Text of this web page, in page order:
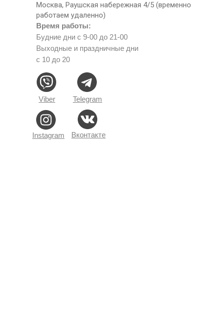
Время работы:
Будние дни с 9-00 до 21-00
Выходные и праздничные дни
с 10 до 20
Telegram
Viber
Instagram
Москва, Раушская набережная 4/5 (временно
работаем удаленно)
Вконтакте